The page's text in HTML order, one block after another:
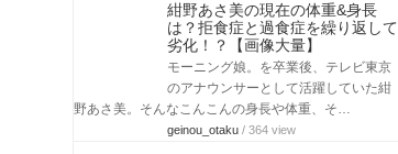
紺野あさ美の現在の体重&身長
は？拒食症と過食症を繰り返して
劣化！？【画像大量】
モーニング娘。を卒業後、テレビ東京
のアナウンサーとして活躍していた紺
野あさ美。そんなこんこんの身長や体重、そ…
geinou_otaku / 364 view